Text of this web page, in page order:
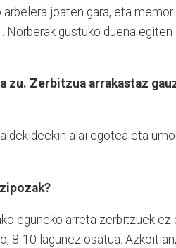
joaten gara, eta
gustuko duena egiten
zu. Zerbitzua arrakastaz
alai egotea eta
eguneko arreta zerbitzuek ez
8-10 lagunez osatua.